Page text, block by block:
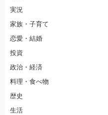
実況
家族・子育て
恋愛・結婚
投資
政治・経済
料理・食べ物
歴史
生活